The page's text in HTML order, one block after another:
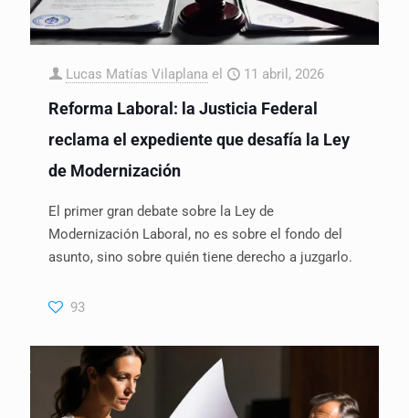
Lucas Matías Vilaplana el 11 abril, 2026
Reforma Laboral: la Justicia Federal
reclama el expediente que desafía la Ley
de Modernización
El primer gran debate sobre la Ley de
Modernización Laboral, no es sobre el fondo del
asunto, sino sobre quién tiene derecho a juzgarlo.
93